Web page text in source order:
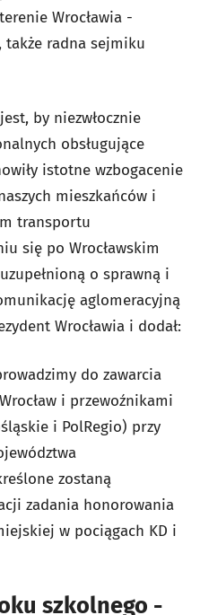
Wrocławia -
także radna sejmiku
by niezwłocznie
obsługujące
istotne wzbogacenie
mieszkańców i
transportu
się po Wrocławskim
o sprawną i
aglomeracyjną
Wrocławia i dodał:
do zawarcia
i przewoźnikami
i PolRegio) przy
zostaną
zadania honorowania
w pociągach KD i
szkolnego -